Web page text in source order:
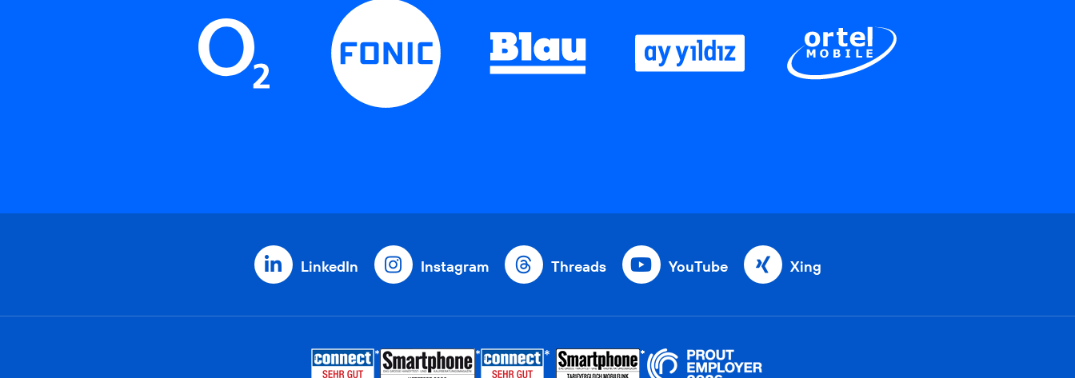
LinkedIn Instagram Threads YouTube Xing